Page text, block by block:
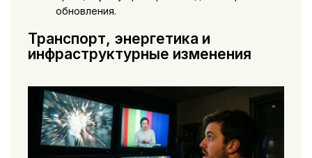
обновления.
Транспорт, энергетика и
инфраструктурные изменения